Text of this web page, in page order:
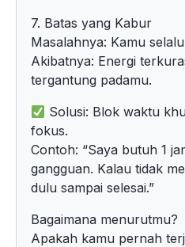
7. Batas yang Kabur
Masalahnya: Kamu
Akibatnya: Energi
tergantung padamu.
Solusi: Blok waktu
fokus.
Contoh: “Saya butuh 1
gangguan. Kalau tidak
dulu sampai selesai.”
Bagaimana menurutmu?
Apakah kamu pernah